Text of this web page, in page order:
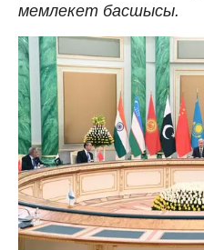
мемлекет басшысы.